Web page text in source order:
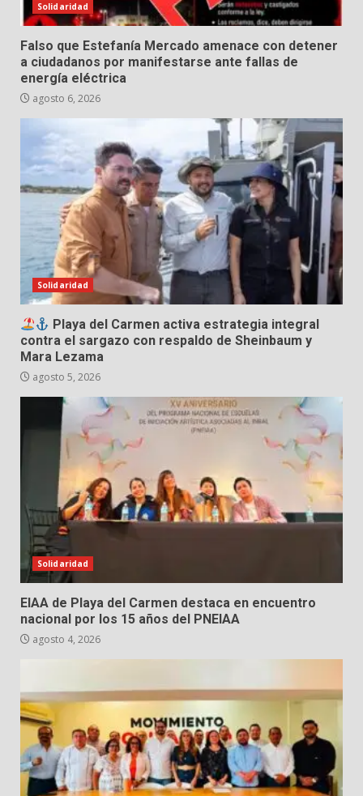
Solidaridad
Falso que Estefanía Mercado amenace con detener
a ciudadanos por manifestarse ante fallas de
energía eléctrica
agosto 6, 2026
Solidaridad
Playa del Carmen activa estrategia integral
contra el sargazo con respaldo de Sheinbaum y
Mara Lezama
agosto 5, 2026
Solidaridad
EIAA de Playa del Carmen destaca en encuentro
nacional por los 15 años del PNEIAA
agosto 4, 2026